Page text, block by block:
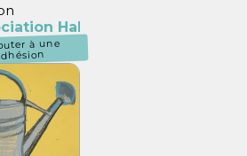
Habitants Butte Bergeyre
à une